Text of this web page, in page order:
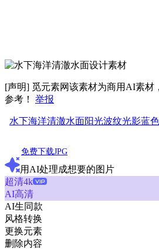
[声明] 觅元素网该素材为商用AI素材
参考！ 举报
水下海洋清澈水面阳光波纹光影蓝色
免费下载JPG
用AI处理成想要的图片
超清4k
AI高清
AI生同款
风格转换
更换元素
删除内容